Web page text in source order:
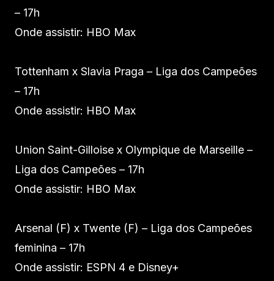
– 17h
Onde assistir: HBO Max
Tottenham x Slavia Praga – Liga dos Campeões
– 17h
Onde assistir: HBO Max
Union Saint-Gilloise x Olympique de Marseille –
Liga dos Campeões – 17h
Onde assistir: HBO Max
Arsenal (F) x Twente (F) – Liga dos Campeões
feminina – 17h
Onde assistir: ESPN 4 e Disney+